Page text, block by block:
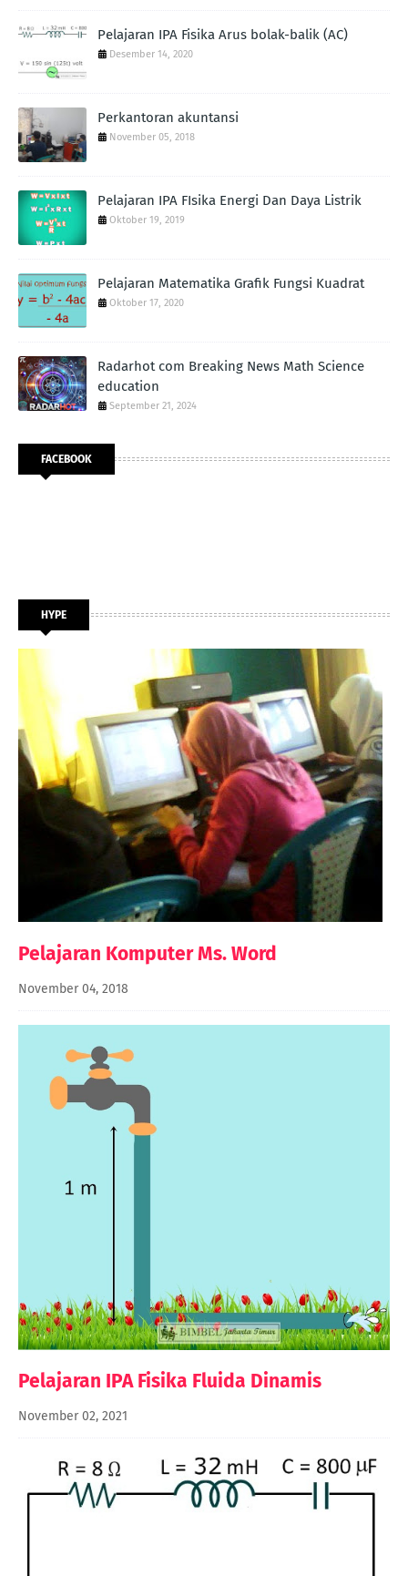
Pelajaran IPA Fisika Arus bolak-balik (AC)
Desember 14, 2020
Perkantoran akuntansi
November 05, 2018
Pelajaran IPA FIsika Energi Dan Daya Listrik
Oktober 19, 2019
Pelajaran Matematika Grafik Fungsi Kuadrat
Oktober 17, 2020
Radarhot com Breaking News Math Science
education
September 21, 2024
FACEBOOK
HYPE
Pelajaran Komputer Ms. Word
November 04, 2018
Pelajaran IPA Fisika Fluida Dinamis
November 02, 2021